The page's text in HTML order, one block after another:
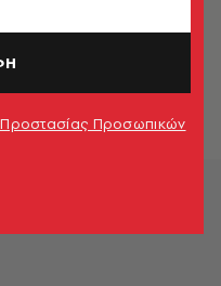
Μετά επιστρέφει με
Προστασίας Προσωπικών